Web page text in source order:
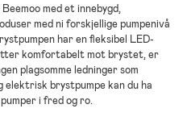
med et innebygd,
med ni forskjellige pumpenivå
har en fleksibel LED-
komfortabelt mot brystet, er
plagsomme ledninger som
brystpumpe kan du ha
i fred og ro.